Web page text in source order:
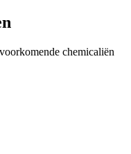
chemicaliën